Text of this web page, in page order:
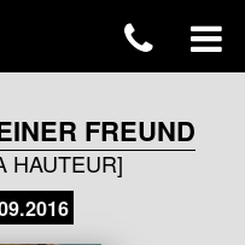
FREUND
HAUTEUR]